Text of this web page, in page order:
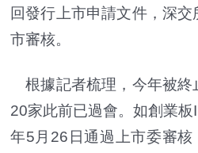
回發行上市申請文件，深
市審核。
根據記者梳理，今年被終
20家此前已過會。如創業
年5月26日通過上市委審